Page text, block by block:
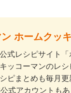
ホームクッ
式レシピサイト
ッコーマンのレ
ピまとめも毎月
式アカウントもあ